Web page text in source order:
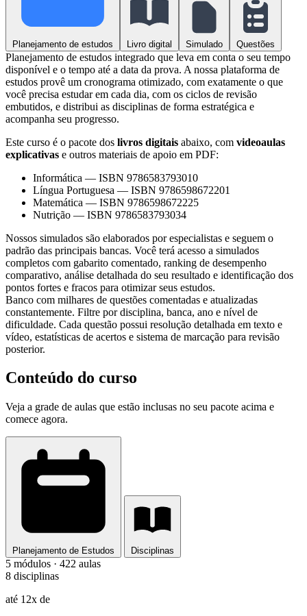
Planejamento de estudos Livro digital Simulado Questões
Planejamento de estudos integrado que leva em conta o seu tempo
disponível e o tempo até a data da prova. A nossa plataforma de
estudos provê um cronograma otimizado, com exatamente o que
você precisa estudar em cada dia, com os ciclos de revisão
embutidos, e distribui as disciplinas de forma estratégica e
acompanha seu progresso.
Este curso é o pacote dos livros digitais abaixo, com videoaulas
explicativas e outros materiais de apoio em PDF:
Informática — ISBN 9786583793010
Língua Portuguesa — ISBN 9786598672201
Matemática — ISBN 9786598672225
Nutrição — ISBN 9786583793034
Nossos simulados são elaborados por especialistas e seguem o
padrão das principais bancas. Você terá acesso a simulados
completos com gabarito comentado, ranking de desempenho
comparativo, análise detalhada do seu resultado e identificação dos
pontos fortes e fracos para otimizar seus estudos.
Banco com milhares de questões comentadas e atualizadas
constantemente. Filtre por disciplina, banca, ano e nível de
dificuldade. Cada questão possui resolução detalhada em texto e
vídeo, estatísticas de acertos e sistema de marcação para revisão
posterior.
Conteúdo do curso
Veja a grade de aulas que estão inclusas no seu pacote acima e
comece agora.
Planejamento de Estudos Disciplinas
5 módulos · 422 aulas
8 disciplinas
até 12x de